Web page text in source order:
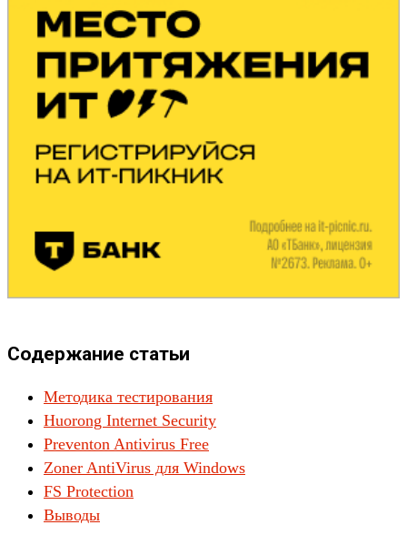
Содержание статьи
Методика тестирования
Huorong Internet Security
Preventon Antivirus Free
Zoner AntiVirus для Windows
FS Protection
Выводы